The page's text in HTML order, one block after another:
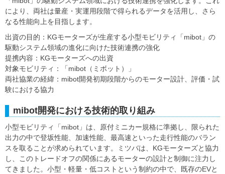
により、両社は量産・実運用段階で得られるデータを活用し、さら
なる性能向上を目指します。
出資の目的：KGモーターズが生産する小型モビリティ「mibot」の
駆動システム領域の進化に向けた技術連携の強化
提携内容：KGモーターズへの出資
対象モビリティ：「mibot（ミボット）」
両社協業の経緯：mibot開発初期段階からのモーター設計、評価・試
験における協力
mibot開発における技術的取り組み
小型モビリティ「mibot」は、原付ミニカー規格に準拠し、限られた
出力の中で登坂性能、加速性能、最高速といった走行性能のバラン
スを取ることが求められています。ミツバは、KGモーターズと協力
し、このトレードオフの関係にあるモーターの設計と制御に注力し
てきました。小型・軽量・低コストという制約の中で、既存のEVと